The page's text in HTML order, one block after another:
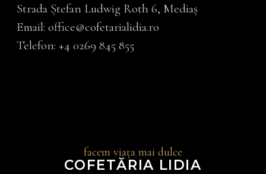
Strada Ştefan Ludwig Roth 6, Mediaș
Email:office@cofetarialidia.ro
Telefon:+40269 845 855
facem viața mai dulce
COFETĂRIA LIDIA